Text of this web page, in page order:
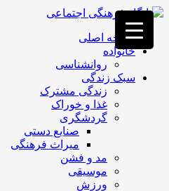
فصد
خون
غرب
تهران
خشکشویی
تصفیه
صفحه اصلی
خانواده
روانشناسی
سبک زندگی
زندگی مشترک
غذا و خوراک
گردشگری
صنایع دستی
میراث فرهنگی
مد و فشن
موسیقی
ورزش